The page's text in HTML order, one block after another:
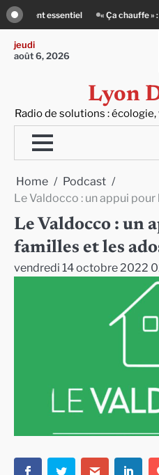
Skip
to
content
du batiment face au défi
jeudi
août 6, 2026
Lyon
Radio de solutions :
Home
Podcast
Le Valdocco : un appui
Le Valdocco : un
familles et les
vendredi 14 octobre 2022